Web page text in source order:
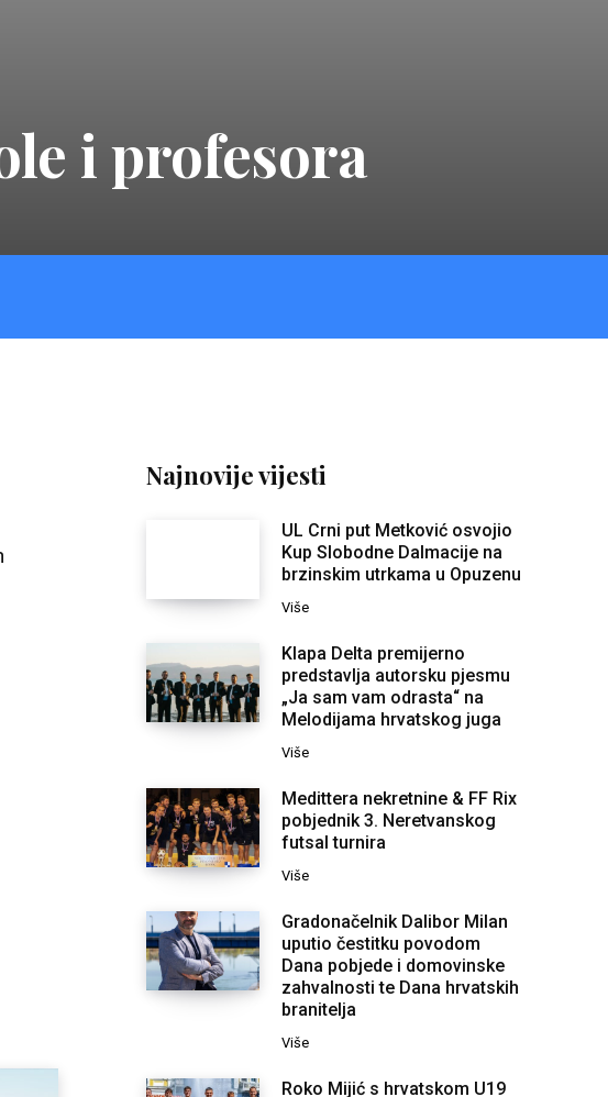
i profesora
Najnovije vijesti
UL Crni put Metković osvojio
Kup Slobodne Dalmacije na
brzinskim utrkama u Opuzenu
Više
Klapa Delta premijerno
predstavlja autorsku pjesmu
„Ja sam vam odrasta“ na
Melodijama hrvatskog juga
Više
Medittera nekretnine & FF Rix
pobjednik 3. Neretvanskog
futsal turnira
Više
Gradonačelnik Dalibor Milan
uputio čestitku povodom
Dana pobjede i domovinske
zahvalnosti te Dana hrvatskih
branitelja
Više
Roko Mijić s hrvatskom U19